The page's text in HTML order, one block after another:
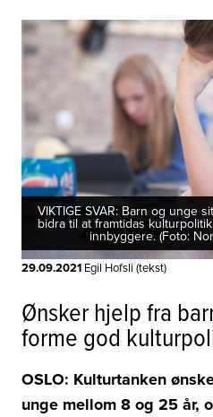
VIKTIGE SVAR: Barn og unge
bidra til at framtidas
innbyggere. (Foto:
29.09.2021 Egil Hofsli (tekst)
Ønsker hjelp fra
forme god
OSLO: Kulturtanken
unge mellom 8 og 25 år,